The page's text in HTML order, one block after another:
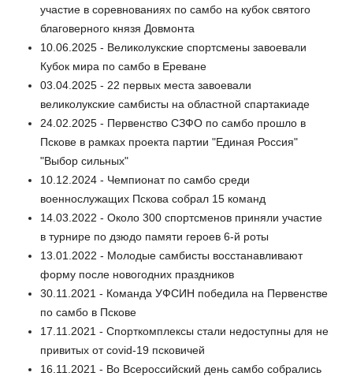
участие в соревнованиях по самбо на кубок святого
благоверного князя Довмонта
10.06.2025 - Великолукские спортсмены завоевали
Кубок мира по самбо в Ереване
03.04.2025 - 22 первых места завоевали
великолукские самбисты на областной спартакиаде
24.02.2025 - Первенство СЗФО по самбо прошло в
Пскове в рамках проекта партии "Единая Россия"
"Выбор сильных"
10.12.2024 - Чемпионат по самбо среди
военнослужащих Пскова собрал 15 команд
14.03.2022 - Около 300 спортсменов приняли участие
в турнире по дзюдо памяти героев 6-й роты
13.01.2022 - Молодые самбисты восстанавливают
форму после новогодних праздников
30.11.2021 - Команда УФСИН победила на Первенстве
по самбо в Пскове
17.11.2021 - Спорткомплексы стали недоступны для не
привитых от covid-19 псковичей
16.11.2021 - Во Всероссийский день самбо собрались